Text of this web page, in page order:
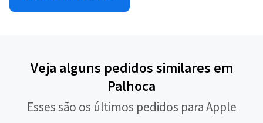
Veja alguns pedidos similares em
Palhoca
Esses são os últimos pedidos para Apple